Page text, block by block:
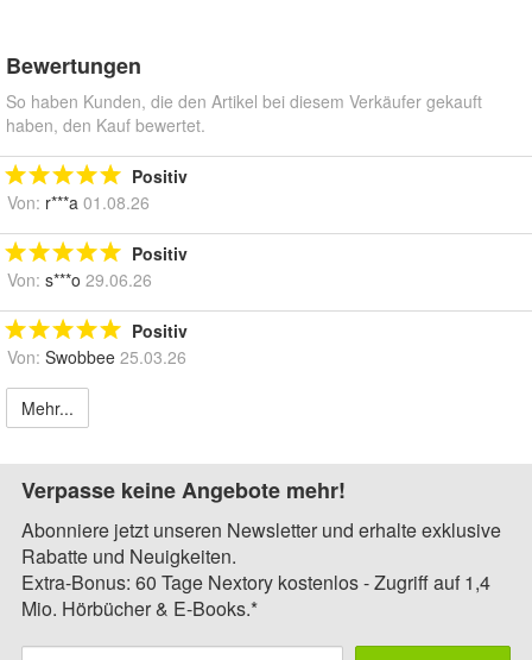
Bewertungen
So haben Kunden, die den Artikel bei diesem Verkäufer gekauft
haben, den Kauf bewertet.
Positiv
Von: r***a 01.08.26
Positiv
Von: s***o 29.06.26
Positiv
Von: Swobbee 25.03.26
Mehr...
Verpasse keine Angebote mehr!
Abonniere jetzt unseren Newsletter und erhalte exklusive
Rabatte und Neuigkeiten.
Extra-Bonus: 60 Tage Nextory kostenlos - Zugriff auf 1,4
Mio. Hörbücher & E-Books.*